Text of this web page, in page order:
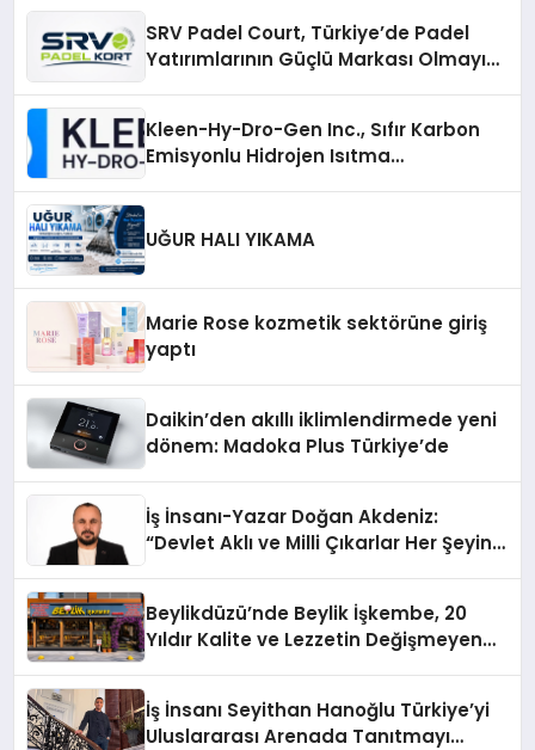
SRV Padel Court, Türkiye’de Padel
Yatırımlarının Güçlü Markası Olmayı
Kleen-Hy-Dro-Gen Inc., Sıfır Karbon
Emisyonlu Hidrojen Isıtma
UĞUR HALI YIKAMA
Marie Rose kozmetik sektörüne giriş
yaptı
Daikin’den akıllı iklimlendirmede yeni
dönem: Madoka Plus Türkiye’de
İş İnsanı-Yazar Doğan Akdeniz:
“Devlet Aklı ve Milli Çıkarlar Her Şeyin
Beylikdüzü’nde Beylik İşkembe, 20
Yıldır Kalite ve Lezzetin Değişmeyen
İş İnsanı Seyithan Hanoğlu Türkiye’yi
Uluslararası Arenada Tanıtmayı